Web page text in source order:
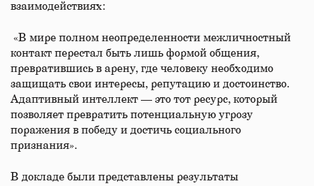
взаимодействиях:
«В мире полном неопределенности межличностный
контакт перестал быть лишь формой общения,
превратившись в арену, где человеку необходимо
защищать свои интересы, репутацию и достоинство.
Адаптивный интеллект — это тот ресурс, который
позволяет превратить потенциальную угрозу
поражения в победу и достичь социального
признания».
В докладе были представлены результаты